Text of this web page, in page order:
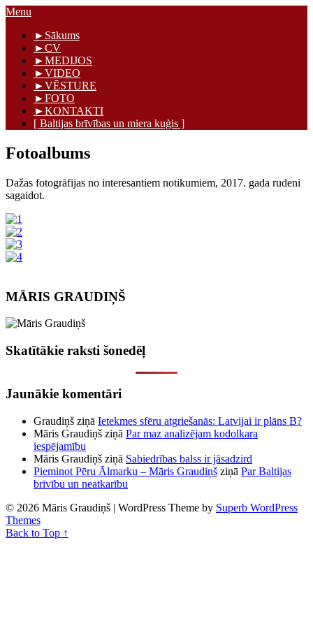
Skip
content
Māris Graudiņš
Menu
►Sākums
►CV
►MEDIJOS
►VIDEO
►VĒSTURE
►FOTO
►KONTAKTI
[ Baltijas brīvības un miera kuģis ]
Fotoalbums
Dažas fotogrāfijas no interesantiem notikumiem, 2017. gada rudeni
sagaidot.
MĀRIS GRAUDIŅŠ
Skatītākie raksti šonedēļ
Jaunākie komentāri
Graudiņš ziņā Ietekmes sfēru atgriešanās: Latvijai ir plāns B?
Māris Graudiņš ziņā Par maz analizējam kodolkara
iespējamību
Māris Graudiņš ziņā Sabiedrības balss ir jāsadzird
Pieminot Pēru Ālmarku – Māris Graudiņš ziņā Par Baltijas
brīvību un neatkarību
© 2026 Māris Graudiņš | WordPress Theme by Superb WordPress
Themes
Back to Top ↑